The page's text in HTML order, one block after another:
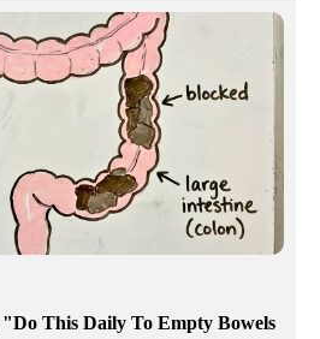
This Daily To Empty Bowels